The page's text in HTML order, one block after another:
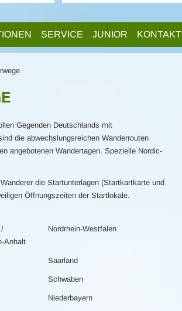
SERVICE JUNIOR KONTAKT
Gegenden Deutschlands mit
die abwechslungsreichen Wanderrouten
angebotenen Wandertagen. Spezielle Nordic-
die Startunterlagen (Startkartkarte und
Öffnungszeiten der Startlokale.
Anhalt
Nordrhein-Westfalen
Saarland
Schwaben
Niederbayern